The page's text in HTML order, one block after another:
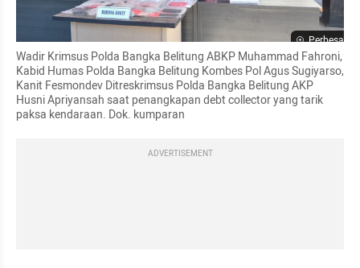
Perbesar
Wadir Krimsus Polda Bangka Belitung ABKP Muhammad Fahroni,
Kabid Humas Polda Bangka Belitung Kombes Pol Agus Sugiyarso,
Kanit Fesmondev Ditreskrimsus Polda Bangka Belitung AKP
Husni Apriyansah saat penangkapan debt collector yang tarik
paksa kendaraan. Dok. kumparan
ADVERTISEMENT